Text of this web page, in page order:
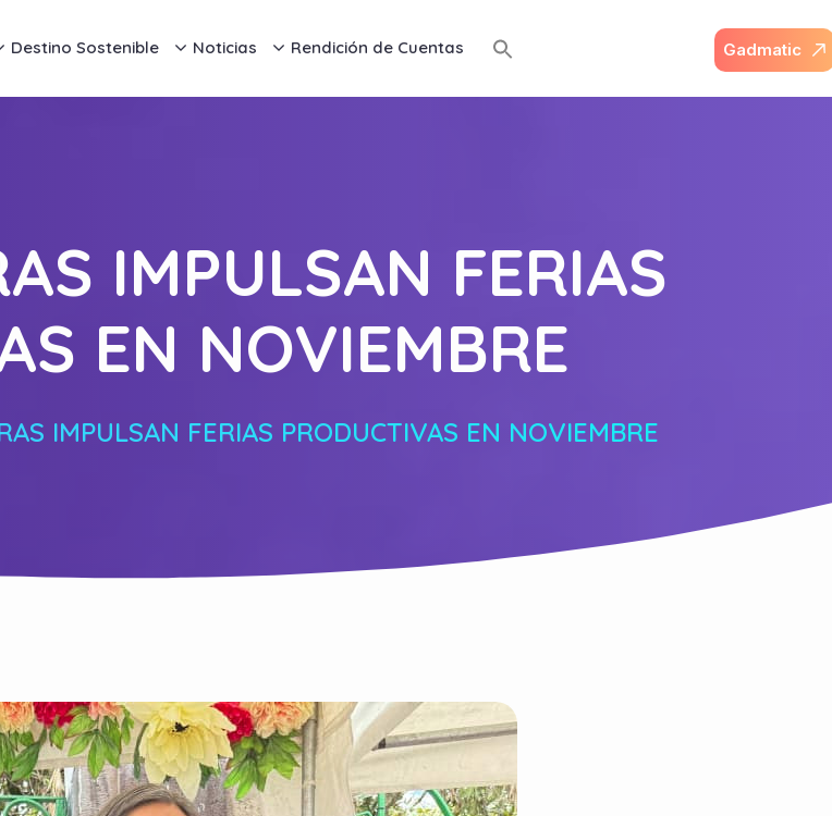
Destino Sostenible Noticias Rendición de Cuentas Gadmatic
IMPULSAN FERIAS
EN NOVIEMBRE
IMPULSAN FERIAS PRODUCTIVAS EN NOVIEMBRE